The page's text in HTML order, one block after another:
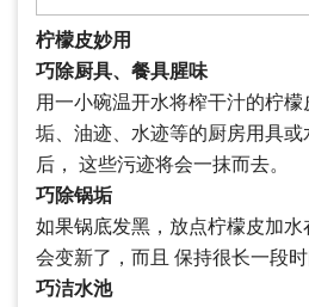
柠檬皮妙用
巧除厨具、餐具腥味
用一小碗温开水将榨干汁的柠
垢、油迹、水迹等的厨房用具
后， 这些污迹将会一抹而去。
巧除锅垢
如果锅底发黑，放点柠檬皮加
会变新了，而且 保持很长一段时
巧洁水池